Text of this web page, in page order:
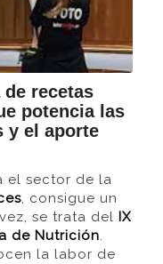
de recetas
potencia las
y el aporte
el sector de la
, consigue un
se trata del IX
de Nutrición.
la labor de